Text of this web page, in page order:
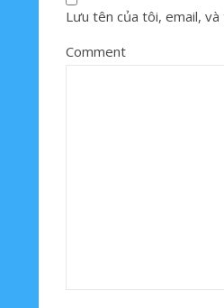
Lưu tên của tôi, email,
Comment